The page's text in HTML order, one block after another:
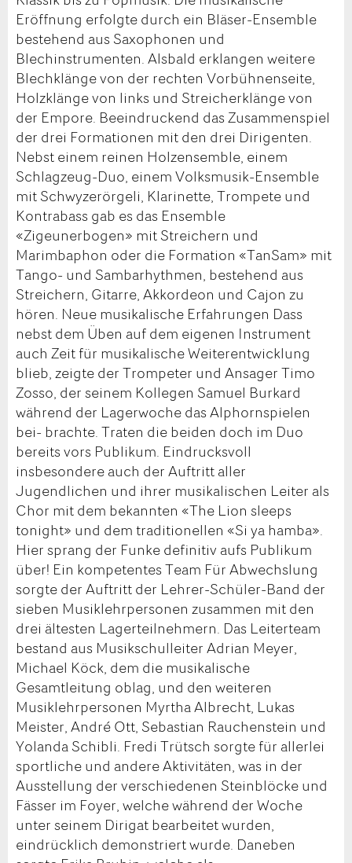
Eröffnung erfolgte durch ein Bläser-Ensemble
bestehend aus Saxophonen und
Blechinstrumenten. Alsbald erklangen weitere
Blechklänge von der rechten Vorbühnenseite,
Holzklänge von links und Streicherklänge von
der Empore. Beeindruckend das Zusammenspiel
der drei Formationen mit den drei Dirigenten.
Nebst einem reinen Holzensemble, einem
Schlagzeug-Duo, einem Volksmusik-Ensemble
mit Schwyzerörgeli, Klarinette, Trompete und
Kontrabass gab es das Ensemble
«Zigeunerbogen» mit Streichern und
Marimbaphon oder die Formation «TanSam» mit
Tango- und Sambarhythmen, bestehend aus
Streichern, Gitarre, Akkordeon und Cajon zu
hören. Neue musikalische Erfahrungen Dass
nebst dem Üben auf dem eigenen Instrument
auch Zeit für musikalische Weiterentwicklung
blieb, zeigte der Trompeter und Ansager Timo
Zosso, der seinem Kollegen Samuel Burkard
während der Lagerwoche das Alphornspielen
bei- brachte. Traten die beiden doch im Duo
bereits vors Publikum. Eindrucksvoll
insbesondere auch der Auftritt aller
Jugendlichen und ihrer musikalischen Leiter als
Chor mit dem bekannten «The Lion sleeps
tonight» und dem traditionellen «Si ya hamba».
Hier sprang der Funke definitiv aufs Publikum
über! Ein kompetentes Team Für Abwechslung
sorgte der Auftritt der Lehrer-Schüler-Band der
sieben Musiklehrpersonen zusammen mit den
drei ältesten Lagerteilnehmern. Das Leiterteam
bestand aus Musikschulleiter Adrian Meyer,
Michael Köck, dem die musikalische
Gesamtleitung oblag, und den weiteren
Musiklehrpersonen Myrtha Albrecht, Lukas
Meister, André Ott, Sebastian Rauchenstein und
Yolanda Schibli. Fredi Trütsch sorgte für allerlei
sportliche und andere Aktivitäten, was in der
Ausstellung der verschiedenen Steinblöcke und
Fässer im Foyer, welche während der Woche
unter seinem Dirigat bearbeitet wurden,
eindrücklich demonstriert wurde. Daneben